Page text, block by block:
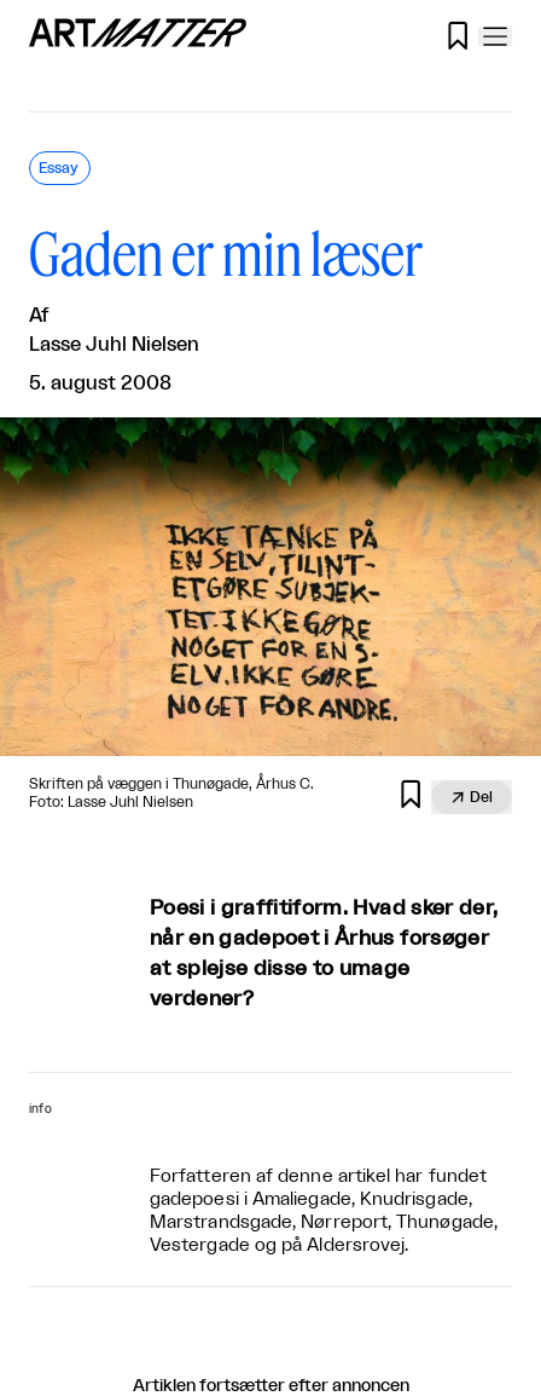

Gaden er min læser
Af
Lasse Juhl Nielsen
5. august 2008
Essay
Skriften på væggen i Thunøgade, Århus C.
Foto: Lasse Juhl Nielsen
  Del
Poesi i graffitiform. Hvad sker der,
når en gadepoet i Århus forsøger
at splejse disse to umage
verdener?
info
Forfatteren af denne artikel har fundet
gadepoesi i Amaliegade, Knudrisgade,
Marstrandsgade, Nørreport, Thunøgade,
Vestergade og på Aldersrovej.
Artiklen fortsætter efter annoncen